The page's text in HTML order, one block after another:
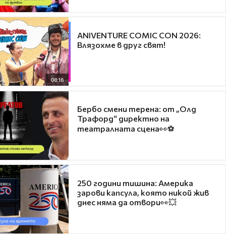
08:16
ANIVENTURE COMIC CON 2026:
Влязохме в друг свят!
Бербо смени терена: от „Олд
Трафорд“ директно на
театралната сцена👀⚽
250 години тишина: Америка
зарови капсула, която никой жив
днес няма да отвори👀💥